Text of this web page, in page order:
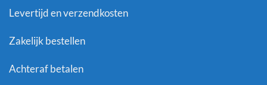
Levertijd en verzendkosten
Zakelijk bestellen
Achteraf betalen